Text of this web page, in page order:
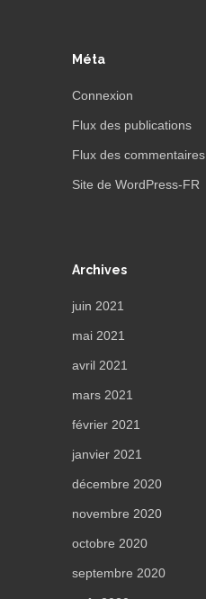
Méta
Connexion
Flux des publications
Flux des commentaires
Site de WordPress-FR
Archives
juin 2021
mai 2021
avril 2021
mars 2021
février 2021
janvier 2021
décembre 2020
novembre 2020
octobre 2020
septembre 2020